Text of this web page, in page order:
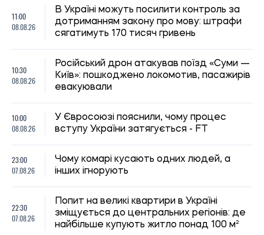
22:30
07.08.26
Попит на великі квартири в Україні
зміщується до центральних регіонів: де
найбільше купують житло понад 100 м²
22:00
07.08.26
Через 150 років вчені підтвердили
припущення Дарвіна щодо рослин-
хижаків
21:29
07.08.26
У Києві чоловік виманив у вдови
загиблого військового понад 450 тисяч
21:00
Що вчені сподіваються дізнатися під
20:32
МОН продовжило строки вступу до
коледжів після 9 класу: до якої дати